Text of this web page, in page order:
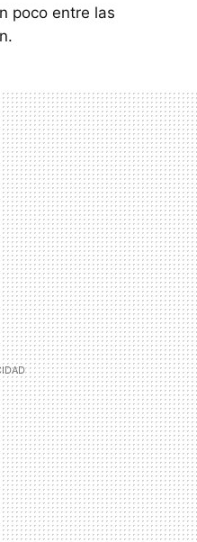
poco entre las